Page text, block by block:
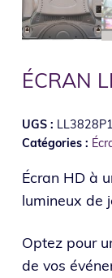
ÉCRAN
UGS :
Catégories :
Écran HD à
lumineux de
Optez pour
de vos